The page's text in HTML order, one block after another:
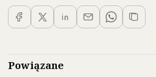
Powiązane